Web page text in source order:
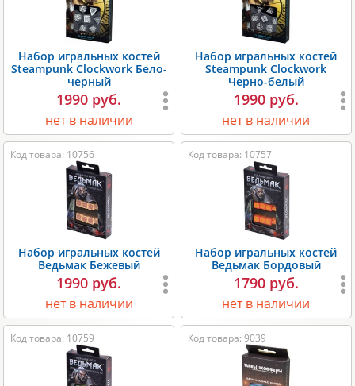
Набор игральных костей
Steampunk Clockwork Бело-
черный
1990 руб.
нет в наличии
Набор игральных костей
Steampunk Clockwork
Черно-белый
1990 руб.
нет в наличии
Код товара: 10756
Набор игральных костей
Ведьмак Бежевый
1990 руб.
нет в наличии
Код товара: 10757
Набор игральных костей
Ведьмак Бордовый
1790 руб.
нет в наличии
Код товара: 10759 Код товара: 9039